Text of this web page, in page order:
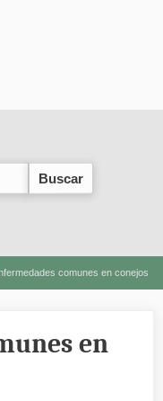
comunes en conejos
en